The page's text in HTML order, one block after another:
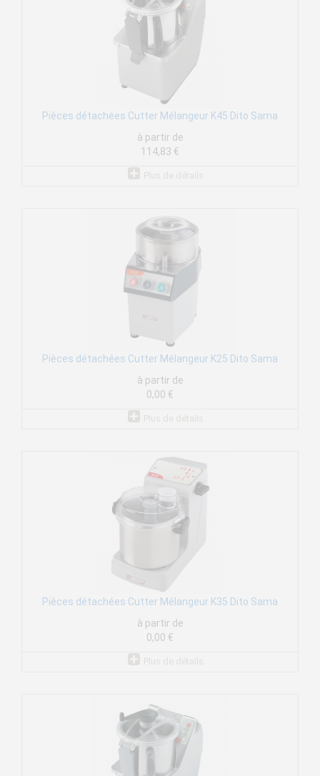
Pièces détachées Cutter Mélangeur K45 Dito Sama
à partir de
114,83 €
Pièces détachées Cutter Mélangeur K25 Dito Sama
à partir de
0,00 €
Pièces détachées Cutter Mélangeur K35 Dito Sama
à partir de
0,00 €